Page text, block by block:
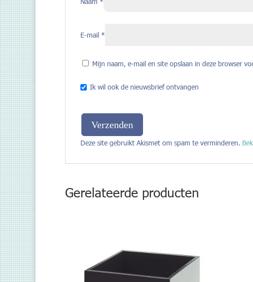
E-mail *
Mijn naam, e-mail en site opslaan in deze browser
Ik wil ook de nieuwsbrief ontvangen
Deze site gebruikt Akismet om spam te verminderen.
Gerelateerde producten